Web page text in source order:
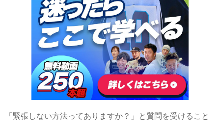
「緊張しない方法ってありますか？」と質問を受けること